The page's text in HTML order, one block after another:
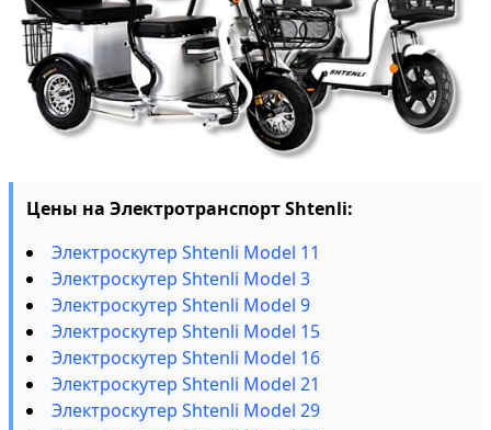
Цены на Электротранспорт Shtenli:
Электроскутер Shtenli Model 11
Электроскутер Shtenli Model 3
Электроскутер Shtenli Model 9
Электроскутер Shtenli Model 15
Электроскутер Shtenli Model 16
Электроскутер Shtenli Model 21
Электроскутер Shtenli Model 29